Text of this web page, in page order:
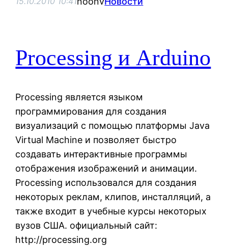
Processing и Arduino
Processing является языком
программирования для создания
визуализаций с помощью платформы Java
Virtual Machine и позволяет быстро
создавать интерактивные программы
отображения изображений и анимации.
Processing использовался для создания
некоторых реклам, клипов, инсталляций, а
также входит в учебные курсы некоторых
вузов США. официальный сайт:
http://processing.org